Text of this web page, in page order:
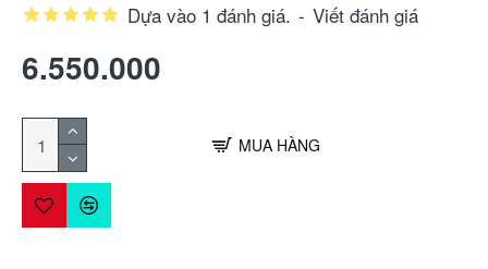
Dựa vào 1 đánh giá. - Viết đánh giá
6.550.000
MUA HÀNG